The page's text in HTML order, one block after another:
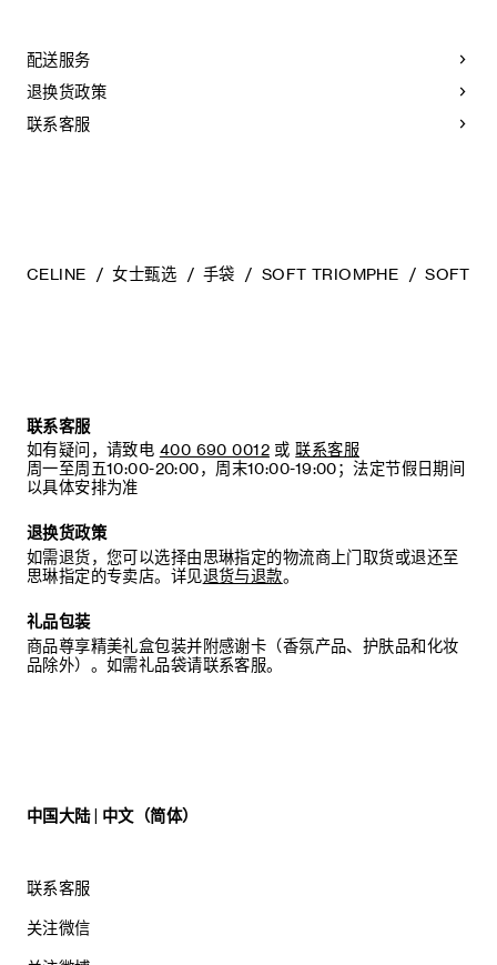
建议您：
- 防止潮湿；避免接触液体、护手霜、洗手液、化妆品及香水。
如果您的手袋不慎接触到水或上述物质，请用干燥且不带绒毛
的浅色吸水布轻轻擦拭；
配送服务
退换货政策
联系客服
CELINE 女士甄选 手袋 SOFT TRIOMPHE SOFT
联系客服
如有疑问，请致电 400 690 0012 或 联系客服
周一至周五10:00-20:00，周末10:00-19:00；法定节假日期间
以具体安排为准
退换货政策
如需退货，您可以选择由思琳指定的物流商上门取货或退还至
思琳指定的专卖店。详见退货与退款。
礼品包装
商品尊享精美礼盒包装并附感谢卡（香氛产品、护肤品和化妆
品除外）。如需礼品袋请联系客服。
中国大陆 | 中文（简体）
联系客服
关注微信